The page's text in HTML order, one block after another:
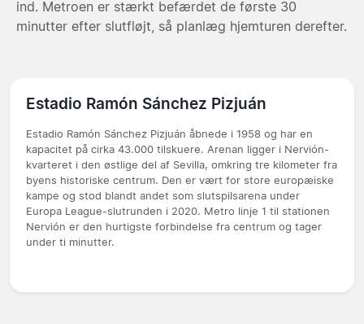
ind. Metroen er stærkt befærdet de første 30
minutter efter slutfløjt, så planlæg hjemturen derefter.
Estadio Ramón Sánchez Pizjuán
Estadio Ramón Sánchez Pizjuán åbnede i 1958 og har en
kapacitet på cirka 43.000 tilskuere. Arenan ligger i Nervión-
kvarteret i den østlige del af Sevilla, omkring tre kilometer fra
byens historiske centrum. Den er vært for store europæiske
kampe og stod blandt andet som slutspilsarena under
Europa League-slutrunden i 2020. Metro linje 1 til stationen
Nervión er den hurtigste forbindelse fra centrum og tager
under ti minutter.